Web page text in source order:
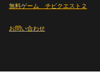
無料ゲーム チビクエスト２
お問い合わせ